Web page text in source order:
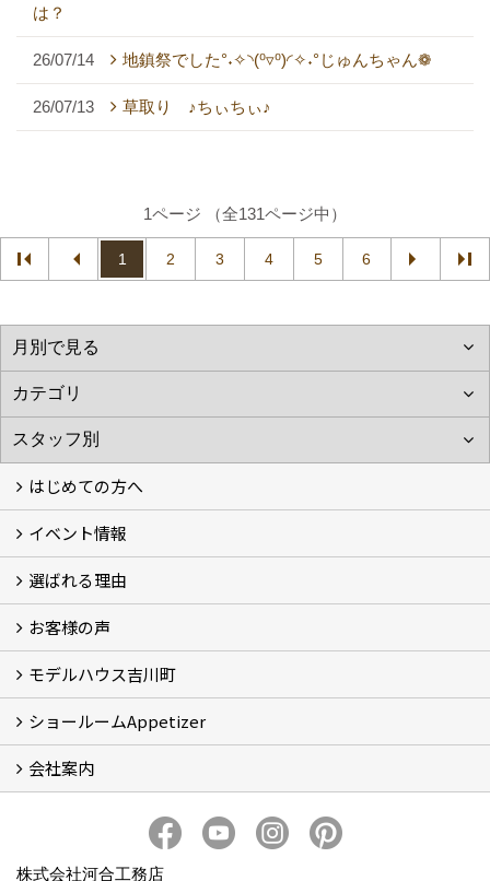
は？
26/07/14 地鎮祭でした°˖✧◝(⁰▿⁰)◜✧˖°じゅんちゃん❁
26/07/13 草取り ♪ちぃちぃ♪
1ページ （全131ページ中）
1 2 3 4 5 6
はじめての方へ
フォトギャラリー
性能について
自然素材のお家
オーナー様のおうち訪問
イベント情報
イベント情報
選ばれる理由
5つのやさしさ宣言
3つのプロ宣言
お家づくりスケジュール
お客様の声
お客様の声
モデルハウス吉川町
吉川町モデルハウス
ショールームAppetizer
Appetizer(ショールーム)
Appetizer(レンタルスペース)
会社案内
社長 河合智之の想い
求人情報 Recruit
株式会社河合工務店